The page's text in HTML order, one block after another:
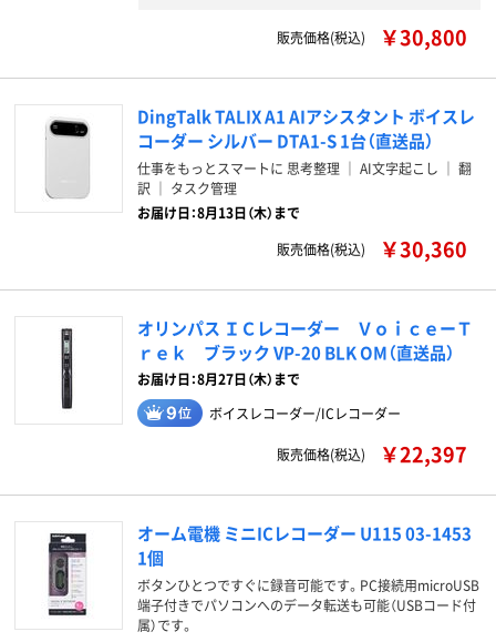
販売価格(税込) ￥30,800
DingTalk TALIX A1 AIアシスタント ボイスレ
コーダー シルバー DTA1-S 1台（直送品）
仕事をもっとスマートに 思考整理 ｜ AI文字起こし ｜ 翻
訳 ｜ タスク管理
お届け日：8月13日（木）まで
販売価格(税込)
￥30,360
オリンパス ＩＣレコーダー ＶｏｉｃｅーＴ
ｒｅｋ ブラック VP-20 BLK OM（直送品）
お届け日：8月27日（木）まで
ボイスレコーダー/ICレコーダー
販売価格(税込) ￥22,397
オーム電機 ミニICレコーダー U115 03-1453
1個
ボタンひとつですぐに録音可能です。PC接続用microUSB
端子付きでパソコンへのデータ転送も可能（USBコード付
属）です。